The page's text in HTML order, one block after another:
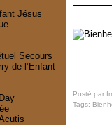
Jésus
Secours
de l’Enfant
Posté par
Tags: